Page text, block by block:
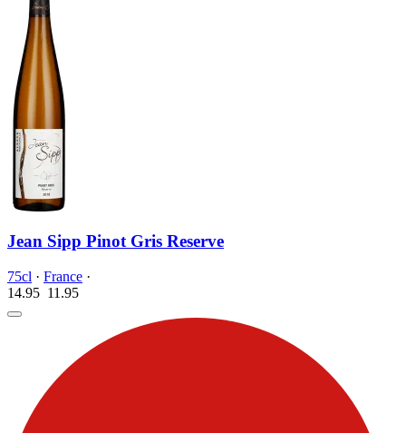
Jean Sipp Pinot Gris Reserve
75cl · France ·
14.95 11.95